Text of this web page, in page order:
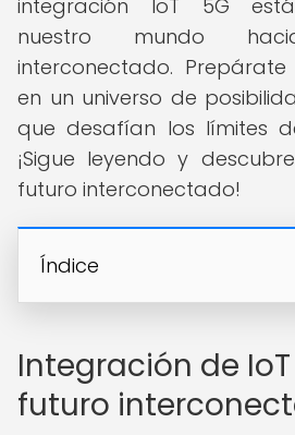
integración IoT 5G
nuestro mundo
interconectado.
en un universo de
que desafían los límites
¡Sigue leyendo y
futuro interconectado!
Índice
Integración de IoT
futuro